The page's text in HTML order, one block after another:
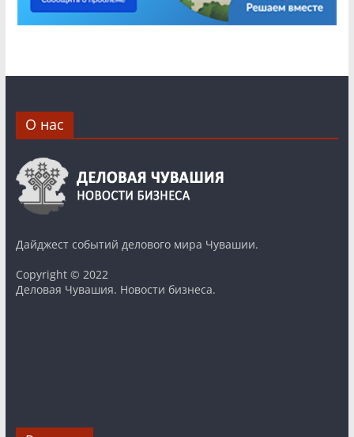
О нас
Дайджест событий делового мира Чувашии.
Copyright © 2022
Деловая Чувашия. Новости бизнеса.